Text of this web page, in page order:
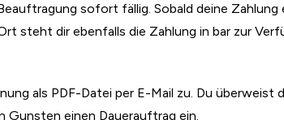
sofort fällig. Sobald deine
steht dir ebenfalls die Zahlung in bar zur
als PDF-Datei per E-Mail zu. Du
Gunsten einen Dauerauftrag ein.